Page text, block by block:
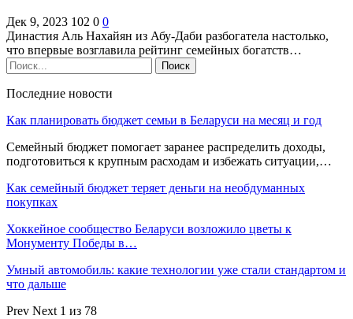
Дек 9, 2023 102 0 0
Династия Аль Нахайян из Абу-Даби разбогатела настолько,
что впервые возглавила рейтинг семейных богатств…
Последние новости
Как планировать бюджет семьи в Беларуси на месяц и год
Семейный бюджет помогает заранее распределить доходы,
подготовиться к крупным расходам и избежать ситуации,…
Как семейный бюджет теряет деньги на необдуманных
покупках
Хоккейное сообщество Беларуси возложило цветы к
Монументу Победы в…
Умный автомобиль: какие технологии уже стали стандартом и
что дальше
Prev Next 1 из 78